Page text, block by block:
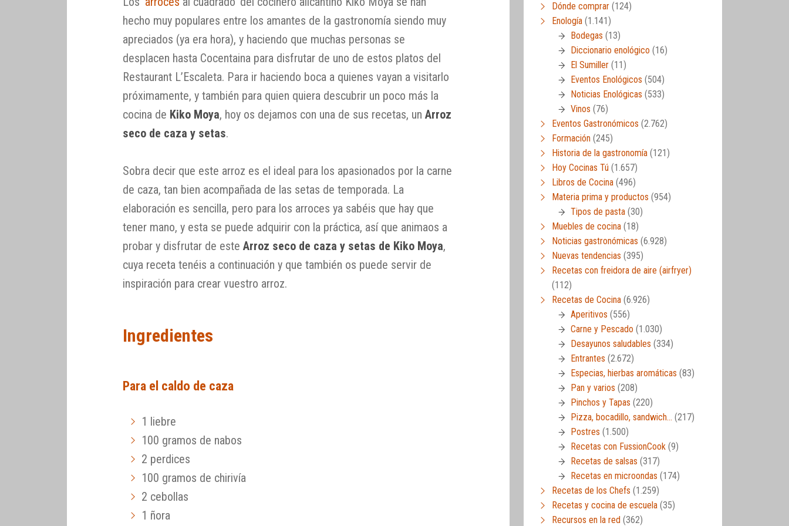
hecho muy populares entre los amantes de la gastronomía siendo muy
apreciados (ya era hora), y haciendo que muchas personas se
desplacen hasta Cocentaina para disfrutar de uno de estos platos del
Restaurant L’Escaleta. Para ir haciendo boca a quienes vayan a visitarlo
próximamente, y también para quien quiera descubrir un poco más la
cocina de Kiko Moya, hoy os dejamos con una de sus recetas, unArroz
seco de caza y setas.
Sobra decir que este arroz es el ideal para los apasionados por la carne
de caza, tan bien acompañada de las setas de temporada. La
elaboración es sencilla, pero para los arroces ya sabéis que hay que
tener mano, y esta se puede adquirir con la práctica, así que animaos a
probar y disfrutar de esteArroz seco de caza y setas de Kiko Moya,
cuya receta tenéis a continuación y que también os puede servir de
inspiración para crear vuestro arroz.
Ingredientes
Para el caldo de caza
1 liebre
100 gramos de nabos
2 perdices
100 gramos de chirivía
2 cebollas
1 ñora
Dónde comprar (124)
Enología (1.141)
Bodegas (13)
Diccionario enológico (16)
El Sumiller (11)
Eventos Enológicos (504)
Noticias Enológicas (533)
Vinos (76)
Eventos Gastronómicos (2.762)
Formación (245)
Historia de la gastronomía (121)
Hoy Cocinas Tú (1.657)
Libros de Cocina (496)
Materia prima y productos (954)
Tipos de pasta (30)
Muebles de cocina (18)
Noticias gastronómicas (6.928)
Nuevas tendencias (395)
Recetas con freidora de aire (airfryer)
(112)
Recetas de Cocina (6.926)
Aperitivos (556)
Carne y Pescado (1.030)
Desayunos saludables (334)
Entrantes (2.672)
Especias, hierbas aromáticas (83)
Pan y varios (208)
Pinchos y Tapas (220)
Pizza, bocadillo, sandwich… (217)
Postres (1.500)
Recetas con FussionCook (9)
Recetas de salsas (317)
Recetas en microondas (174)
Recetas de los Chefs (1.259)
Recetas y cocina de escuela (35)
Recursos en la red (362)